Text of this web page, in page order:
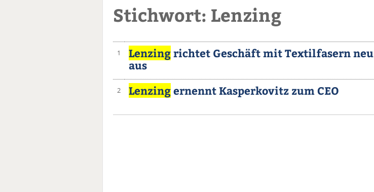
Stichwort: Lenzing
1 Lenzingrichtet Geschäft mit Textilfasern neu
aus
2 Lenzingernennt Kasperkovitz zum CEO